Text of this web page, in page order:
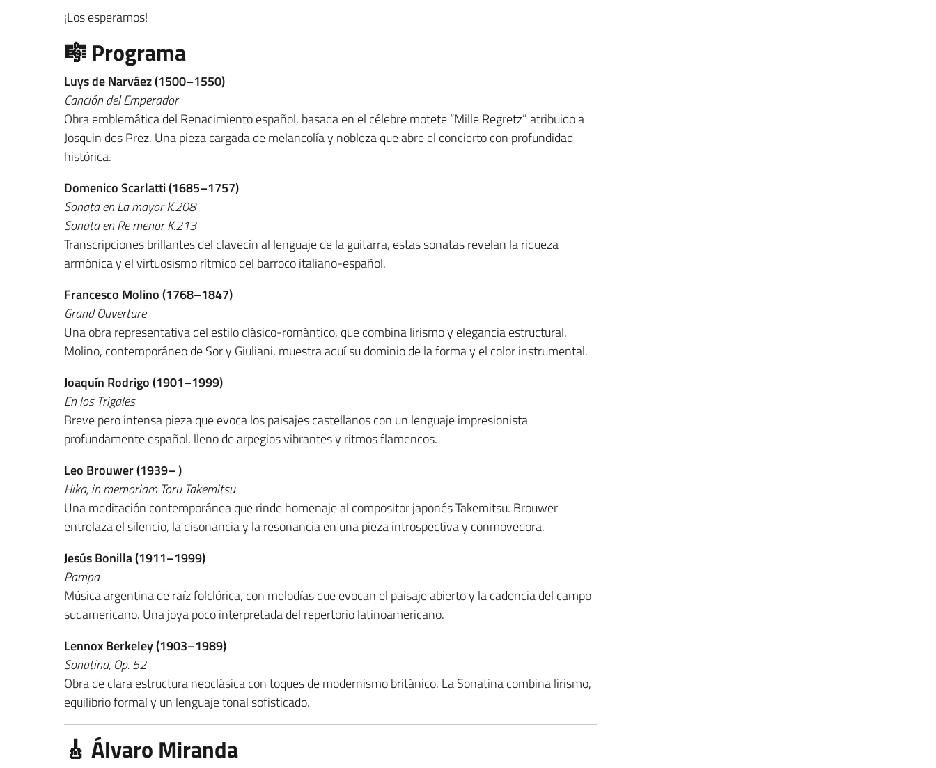
¡Los esperamos!
🎼 Programa
Luys de Narváez (1500–1550)
Canción del Emperador
Obra emblemática del Renacimiento español, basada en el célebre motete “Mille Regretz” atribuido a
Josquin des Prez. Una pieza cargada de melancolía y nobleza que abre el concierto con profundidad
histórica.
Domenico Scarlatti (1685–1757)
Sonata en La mayor K.208
Sonata en Re menor K.213
Transcripciones brillantes del clavecín al lenguaje de la guitarra, estas sonatas revelan la riqueza
armónica y el virtuosismo rítmico del barroco italiano-español.
Francesco Molino (1768–1847)
Grand Ouverture
Una obra representativa del estilo clásico-romántico, que combina lirismo y elegancia estructural.
Molino, contemporáneo de Sor y Giuliani, muestra aquí su dominio de la forma y el color instrumental.
Joaquín Rodrigo (1901–1999)
En los Trigales
Breve pero intensa pieza que evoca los paisajes castellanos con un lenguaje impresionista
profundamente español, lleno de arpegios vibrantes y ritmos flamencos.
Leo Brouwer (1939– )
Hika, in memoriam Toru Takemitsu
Una meditación contemporánea que rinde homenaje al compositor japonés Takemitsu. Brouwer
entrelaza el silencio, la disonancia y la resonancia en una pieza introspectiva y conmovedora.
Jesús Bonilla (1911–1999)
Pampa
Música argentina de raíz folclórica, con melodías que evocan el paisaje abierto y la cadencia del campo
sudamericano. Una joya poco interpretada del repertorio latinoamericano.
Lennox Berkeley (1903–1989)
Sonatina, Op. 52
Obra de clara estructura neoclásica con toques de modernismo británico. La Sonatina combina lirismo,
equilibrio formal y un lenguaje tonal sofisticado.
🎸 Álvaro Miranda